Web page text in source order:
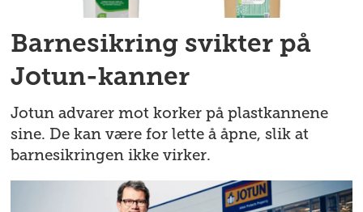
Barnesikring svikter på
Jotun-kanner
Jotun advarer mot korker på plastkannene
sine. De kan være for lette å åpne, slik at
barnesikringen ikke virker.